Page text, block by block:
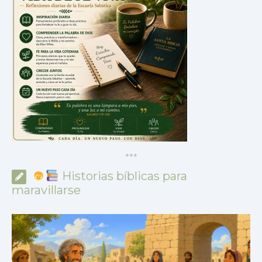
***
Historias bíblicas para
maravillarse